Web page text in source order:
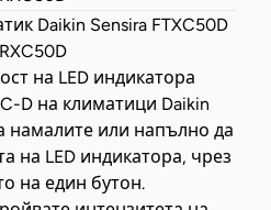
на LED индикатора
D на климатици Daikin
намалите или напълно да
на LED индикатора, чрез
на един бутон.